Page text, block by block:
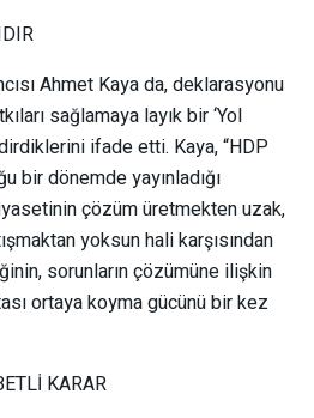
Ahmet Kaya da, deklarasyonu
sağlamaya layık bir ‘Yol
ifade etti. Kaya, “HDP
bir dönemde yayınladığı
çözüm üretmekten uzak,
yoksun hali karşısından
sorunların çözümüne ilişkin
ortaya koyma gücünü bir kez
KARAR